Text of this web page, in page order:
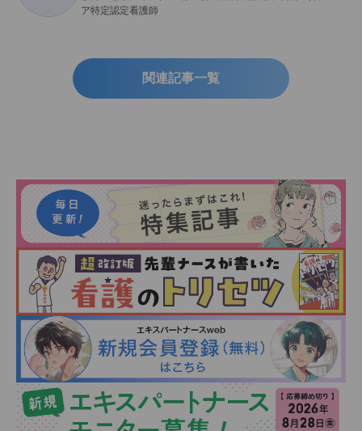
ア特定認定看護師
関連記事一覧